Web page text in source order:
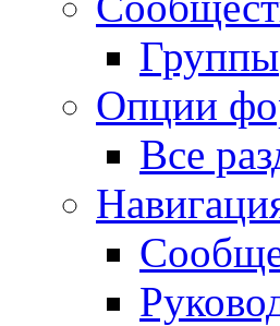
Группы
Опции
Все